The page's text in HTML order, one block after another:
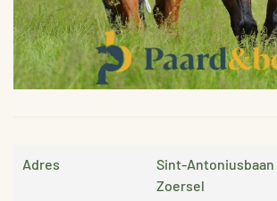
Adres
Sint-Antoniusbaan
Zoersel